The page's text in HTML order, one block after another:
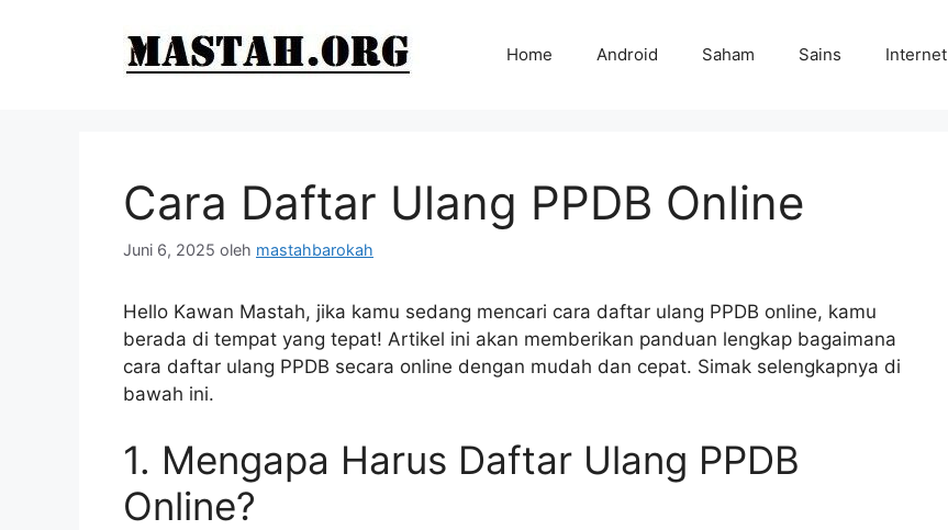
Home Android Saham Sains Internet
Cara Daftar Ulang PPDB Online
Juni 6, 2025 oleh mastahbarokah
Hello Kawan Mastah, jika kamu sedang mencari cara daftar ulang PPDB online, kamu
berada di tempat yang tepat! Artikel ini akan memberikan panduan lengkap bagaimana
cara daftar ulang PPDB secara online dengan mudah dan cepat. Simak selengkapnya di
bawah ini.
1. Mengapa Harus Daftar Ulang PPDB
Online?